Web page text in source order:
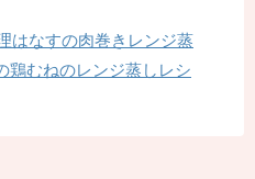
はなすの肉巻きレンジ蒸
鶏むねのレンジ蒸しレシ